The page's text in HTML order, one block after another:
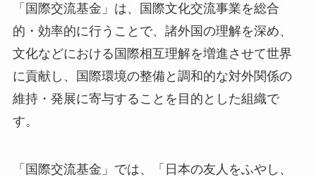
「国際交流基金」は、国際文化交流事業を総合
的・効率的に行うことで、諸外国の理解を深め、
文化などにおける国際相互理解を増進させて世界
に貢献し、国際環境の整備と調和的な対外関係の
維持・発展に寄与することを目的とした組織で
す。
「国際交流基金」では、「日本の友人をふやし、